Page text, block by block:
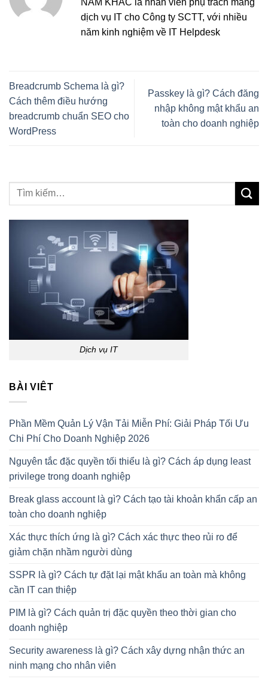
dịch vụ IT cho Công ty SCTT, với nhiều
năm kinh nghiệm về IT Helpdesk
Breadcrumb Schema là gì?
Cách thêm điều hướng
breadcrumb chuẩn SEO cho
WordPress
Passkey là gì? Cách đăng
nhập không mật khẩu an
toàn cho doanh nghiệp
Dịch vụ IT
BÀI VIÊT
Phần Mềm Quản Lý Vận Tải Miễn Phí: Giải Pháp Tối Ưu
Chi Phí Cho Doanh Nghiệp 2026
Nguyên tắc đặc quyền tối thiểu là gì? Cách áp dụng least
privilege trong doanh nghiệp
Break glass account là gì? Cách tạo tài khoản khẩn cấp an
toàn cho doanh nghiệp
Xác thực thích ứng là gì? Cách xác thực theo rủi ro để
giảm chặn nhầm người dùng
SSPR là gì? Cách tự đặt lại mật khẩu an toàn mà không
cần IT can thiệp
PIM là gì? Cách quản trị đặc quyền theo thời gian cho
doanh nghiệp
Security awareness là gì? Cách xây dựng nhận thức an
ninh mạng cho nhân viên